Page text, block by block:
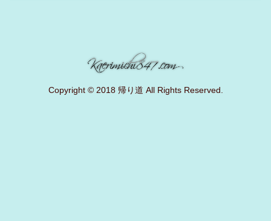
Copyright © 2018 帰り道 All Rights Reserved.